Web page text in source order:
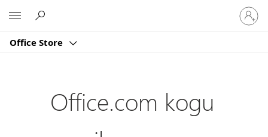
Office Store
Logige
sisse
oma
Office.com kogu